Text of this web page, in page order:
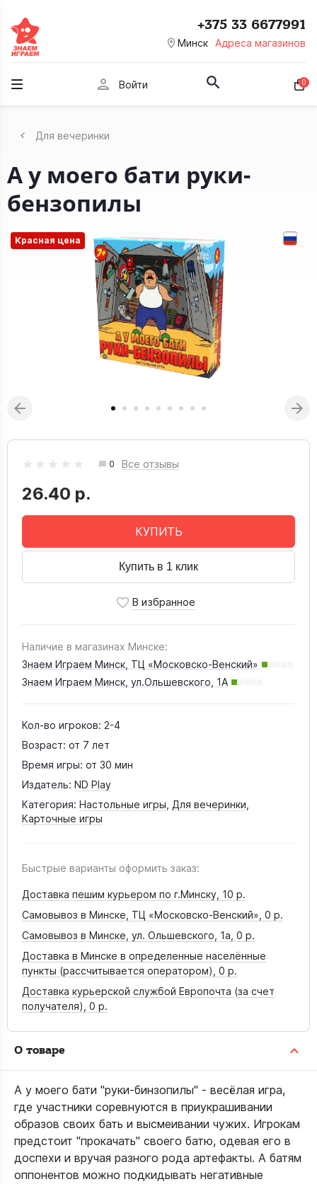
room Минск Адреса магазинов
+375 33 6677991
person Войти 0
Для вечеринки
А у моего бати руки-
бензопилы
Красная цена
0 Все отзывы
26.40 р.
КУПИТЬ
Купить в 1 клик
Наличие в магазинах Минске:
Знаем Играем Минск, ТЦ «Московско-Венский»
Знаем Играем Минск, ул.Ольшевского, 1А
Кол-во игроков: 2-4
Возраст: от 7 лет
Время игры: от 30 мин
Издатель: ND Play
Категория: Настольные игры Для вечеринки
Карточные игры
Быстрые варианты оформить заказ:
Доставка пешим курьером по г.Минску, 10 р.
Самовывоз в Минске, ТЦ «Московско-Венский», 0 р.
Самовывоз в Минске, ул. Ольшевского, 1а, 0 р.
Доставка в Минске в определенные населённые
пункты (рассчитывается оператором), 0 р.
Доставка курьерской службой Европочта (за счет
получателя), 0 р.
О товаре
А у моего бати "руки-бинзопилы" - весёлая игра,
где участники соревнуются в приукрашивании
образов своих бать и высмеивании чужих. Игрокам
предстоит "прокачать" своего батю, одевая его в
доспехи и вручая разного рода артефакты. А батям
оппонентов можно подкидывать негативные